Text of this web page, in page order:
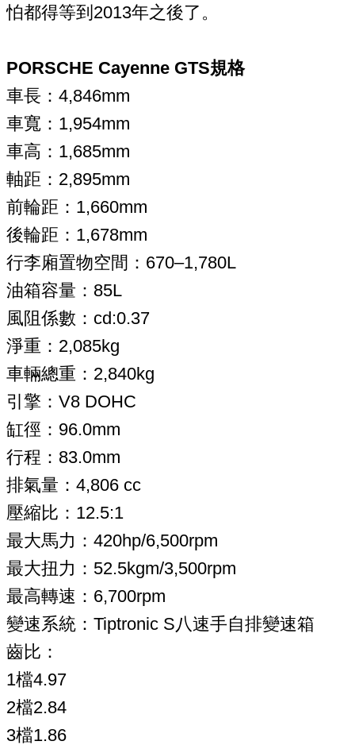
怕都得等到2013年之後了。
PORSCHE Cayenne GTS規格
車長：4,846mm
車寬：1,954mm
車高：1,685mm
軸距：2,895mm
前輪距：1,660mm
後輪距：1,678mm
行李廂置物空間：670–1,780L
油箱容量：85L
風阻係數：cd:0.37
淨重：2,085kg
車輛總重：2,840kg
引擎：V8 DOHC
缸徑：96.0mm
行程：83.0mm
排氣量：4,806 cc
壓縮比：12.5:1
最大馬力：420hp/6,500rpm
最大扭力：52.5kgm/3,500rpm
最高轉速：6,700rpm
變速系統：Tiptronic S八速手自排變速箱
齒比：
1檔4.97
2檔2.84
3檔1.86